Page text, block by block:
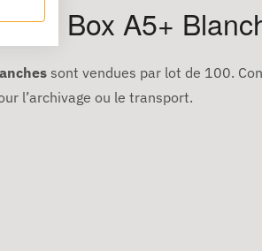
Box A5+
sont vendues par lot de 100.
l’archivage ou le transport.